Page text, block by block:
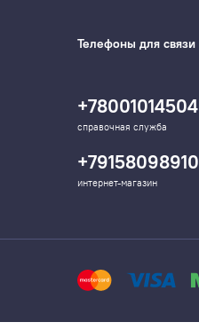
Телефоны для связи
+78001014504
справочная служба
+79158098910
интернет-магазин